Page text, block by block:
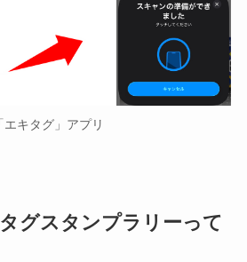
「エキタグ」アプリ
グスタンプラリーって